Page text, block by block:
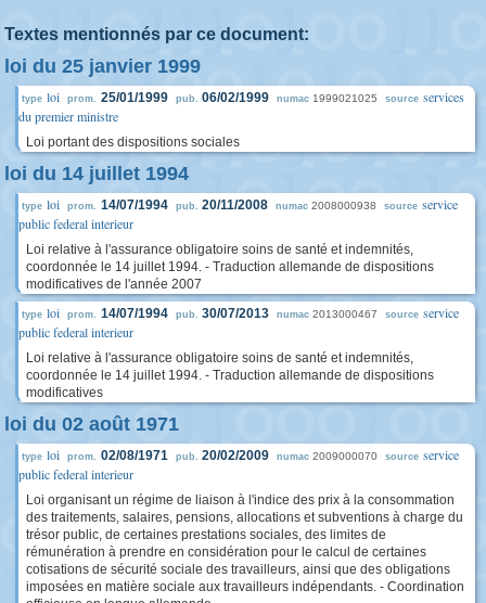
Textes mentionnés par ce document:
loi du 25 janvier 1999
type loi prom. 25/01/1999 pub. 06/02/1999 numac 1999021025 source services
du premier ministre
Loi portant des dispositions sociales
loi du 14 juillet 1994
type loi prom. 14/07/1994 pub. 20/11/2008 numac 2008000938 source service
public federal interieur
Loi relative à l'assurance obligatoire soins de santé et indemnités,
coordonnée le 14 juillet 1994. - Traduction allemande de dispositions
modificatives de l'année 2007
type loi prom. 14/07/1994 pub. 30/07/2013 numac 2013000467 source service
public federal interieur
Loi relative à l'assurance obligatoire soins de santé et indemnités,
coordonnée le 14 juillet 1994. - Traduction allemande de dispositions
modificatives
loi du 02 août 1971
type loi prom. 02/08/1971 pub. 20/02/2009 numac 2009000070 source service
public federal interieur
Loi organisant un régime de liaison à l'indice des prix à la consommation
des traitements, salaires, pensions, allocations et subventions à charge du
trésor public, de certaines prestations sociales, des limites de
rémunération à prendre en considération pour le calcul de certaines
cotisations de sécurité sociale des travailleurs, ainsi que des obligations
imposées en matière sociale aux travailleurs indépendants. - Coordination